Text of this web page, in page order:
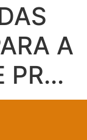
A
PR...